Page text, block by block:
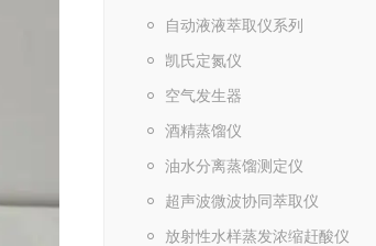
自动液液萃取仪系列
凯氏定氮仪
空气发生器
酒精蒸馏仪
油水分离蒸馏测定仪
超声波微波协同萃取仪
放射性水样蒸发浓缩赶酸仪